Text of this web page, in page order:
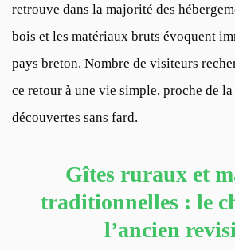
retrouve dans la majorité des
bois et les matériaux bruts évoquent
pays breton. Nombre de visiteurs
ce retour à une vie simple, proche de
découvertes sans fard.
Gîtes ruraux et
traditionnelles : le
l’ancien